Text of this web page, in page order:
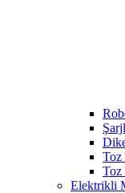
Toz
Toz
Elektrikli